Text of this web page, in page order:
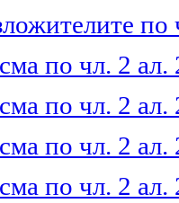
по
по чл. 2 ал.
по чл. 2 ал.
по чл. 2 ал.
по чл. 2 ал.